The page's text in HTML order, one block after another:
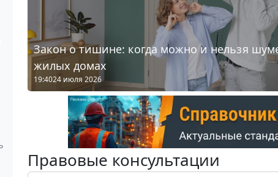
Закон о тишине: когда можно и нельзя
жилых домах
19:4024 июля 2026
Правовые консультации